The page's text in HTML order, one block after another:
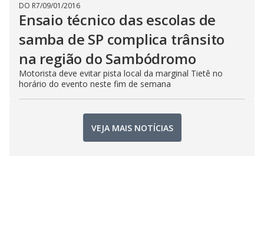
DO R7/09/01/2016
Ensaio técnico das escolas de
samba de SP complica trânsito
na região do Sambódromo
Motorista deve evitar pista local da marginal Tietê no
horário do evento neste fim de semana
VEJA MAIS NOTÍCIAS